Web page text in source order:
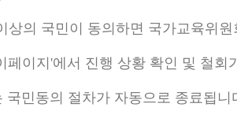
상의 국민이 동의하면 국가교육위
페이지'에서 진행 상황 확인 및 철
민동의 절차가 자동으로 종료됩니